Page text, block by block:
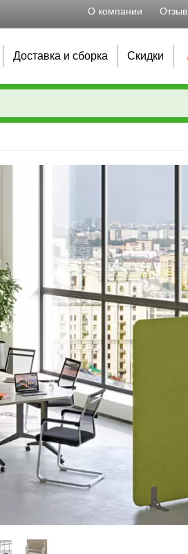
О компании
Доставка и сборка Скидки